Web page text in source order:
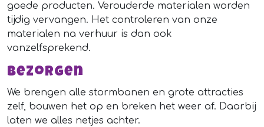
goede producten. Verouderde materialen worden
tijdig vervangen. Het controleren van onze
materialen na verhuur is dan ook
vanzelfsprekend.
Bezorgen
We brengen alle stormbanen en grote attracties
zelf, bouwen het op en breken het weer af. Daarbij
laten we alles netjes achter.